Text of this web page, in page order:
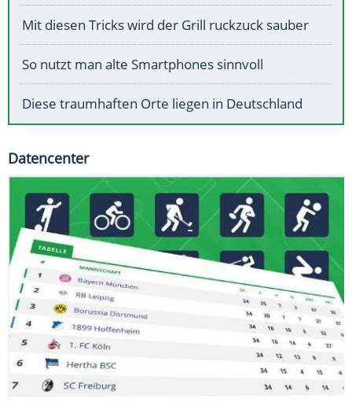
Mit diesen Tricks wird der Grill ruckzuck sauber
So nutzt man alte Smartphones sinnvoll
Diese traumhaften Orte liegen in Deutschland
Datencenter